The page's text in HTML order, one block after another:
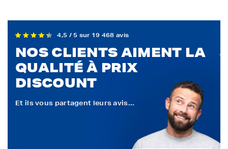
4,5 / 5 sur 19 468 avis
NOS CLIENTS AIMENT LA
QUALITÉ À PRIX
DISCOUNT
Et ils vous partagent leurs avis...